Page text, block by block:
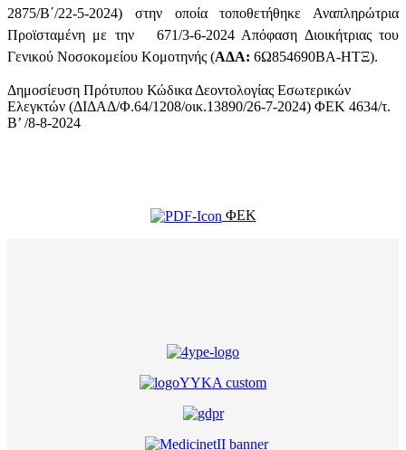
2875/Β΄/22-5-2024) στην οποία τοποθετήθηκε Αναπληρώτρια
Προϊσταμένη με την 671/3-6-2024 Απόφαση Διοικήτριας του
Γενικού Νοσοκομείου Κομοτηνής (ΑΔΑ: 6Ω854690ΒΑ-ΗΤΞ).
Δημοσίευση Πρότυπου Κώδικα Δεοντολογίας Εσωτερικών
Ελεγκτών (ΔΙΔΑΔ/Φ.64/1208/οικ.13890/26-7-2024) ΦΕΚ 4634/τ.
Β’ /8-8-2024
ΦΕΚ